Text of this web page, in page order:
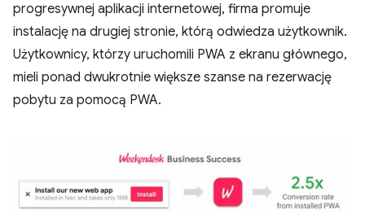
progresywnej aplikacji internetowej, firma promuje
instalację na drugiej stronie, którą odwiedza użytkownik.
Użytkownicy, którzy uruchomili PWA z ekranu głównego,
mieli ponad dwukrotnie większe szanse na rezerwację
pobytu za pomocą PWA.